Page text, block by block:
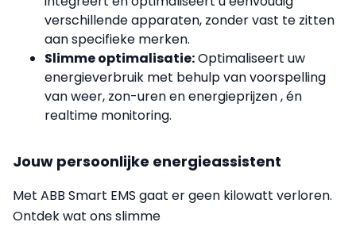
verschillende apparaten, zonder vast te zitten
aan specifieke merken.
Slimme optimalisatie:Optimaliseert uw
energieverbruik met behulp van voorspelling
van weer, zon-uren en energieprijzen , én
realtime monitoring.
Jouw persoonlijke energieassistent
Met ABB Smart EMS gaat er geen kilowatt verloren.
Ontdek wat ons slimme